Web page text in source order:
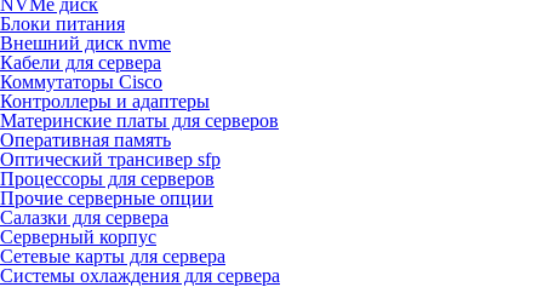
NVMe диск
Блоки питания
Внешний диск nvme
Кабели для сервера
Коммутаторы Cisco
Контроллеры и адаптеры
Материнские платы для серверов
Оперативная память
Оптический трансивер sfp
Процессоры для серверов
Прочие серверные опции
Салазки для сервера
Серверный корпус
Сетевые карты для сервера
Системы охлаждения для сервера